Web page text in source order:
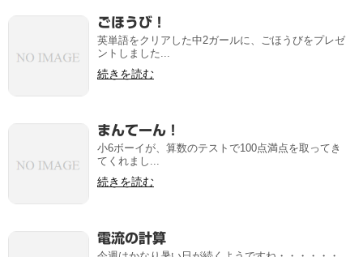
ごほうび！
英単語をクリアした中2ガールに、ごほうびをプレゼ
ントしました...
続きを読む
まんてーん！
小6ボーイが、算数のテストで100点満点を取ってき
てくれまし...
続きを読む
電流の計算